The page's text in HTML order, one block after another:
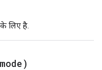
लिए है.
mode)